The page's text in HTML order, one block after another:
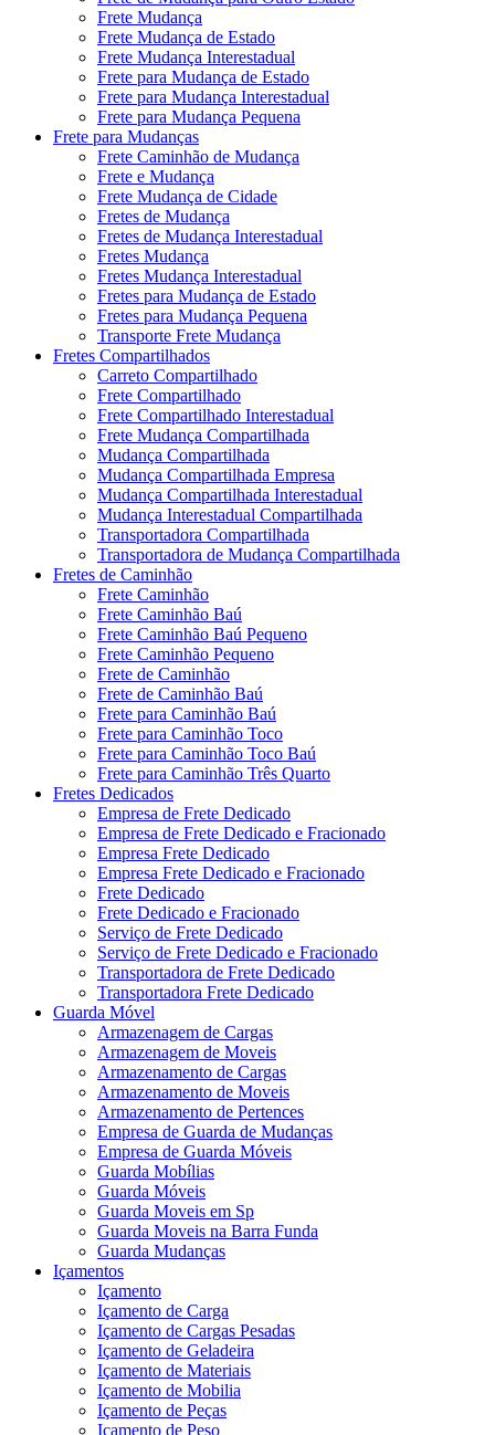
Frete Mudança
Frete Mudança de Estado
Frete Mudança Interestadual
Frete para Mudança de Estado
Frete para Mudança Interestadual
Frete para Mudança Pequena
Frete para Mudanças
Frete Caminhão de Mudança
Frete e Mudança
Frete Mudança de Cidade
Fretes de Mudança
Fretes de Mudança Interestadual
Fretes Mudança
Fretes Mudança Interestadual
Fretes para Mudança de Estado
Fretes para Mudança Pequena
Transporte Frete Mudança
Fretes Compartilhados
Carreto Compartilhado
Frete Compartilhado
Frete Compartilhado Interestadual
Frete Mudança Compartilhada
Mudança Compartilhada
Mudança Compartilhada Empresa
Mudança Compartilhada Interestadual
Mudança Interestadual Compartilhada
Transportadora Compartilhada
Transportadora de Mudança Compartilhada
Fretes de Caminhão
Frete Caminhão
Frete Caminhão Baú
Frete Caminhão Baú Pequeno
Frete Caminhão Pequeno
Frete de Caminhão
Frete de Caminhão Baú
Frete para Caminhão Baú
Frete para Caminhão Toco
Frete para Caminhão Toco Baú
Frete para Caminhão Três Quarto
Fretes Dedicados
Empresa de Frete Dedicado
Empresa de Frete Dedicado e Fracionado
Empresa Frete Dedicado
Empresa Frete Dedicado e Fracionado
Frete Dedicado
Frete Dedicado e Fracionado
Serviço de Frete Dedicado
Serviço de Frete Dedicado e Fracionado
Transportadora de Frete Dedicado
Transportadora Frete Dedicado
Guarda Móvel
Armazenagem de Cargas
Armazenagem de Moveis
Armazenamento de Cargas
Armazenamento de Moveis
Armazenamento de Pertences
Empresa de Guarda de Mudanças
Empresa de Guarda Móveis
Guarda Mobílias
Guarda Móveis
Guarda Moveis em Sp
Guarda Moveis na Barra Funda
Guarda Mudanças
Içamentos
Içamento
Içamento de Carga
Içamento de Cargas Pesadas
Içamento de Geladeira
Içamento de Materiais
Içamento de Mobilia
Içamento de Peças
Içamento de Peso